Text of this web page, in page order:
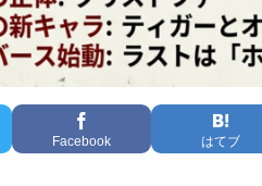
Facebook はてブ